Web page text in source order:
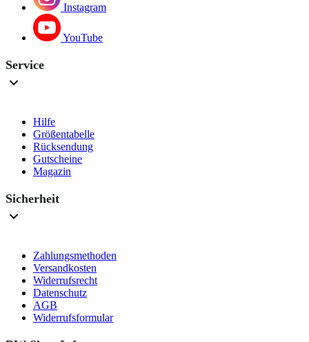
Instagram
YouTube
Service
Hilfe
Größentabelle
Rücksendung
Gutscheine
Magazin
Sicherheit
Zahlungsmethoden
Versandkosten
Widerrufsrecht
Datenschutz
AGB
Widerrufsformular